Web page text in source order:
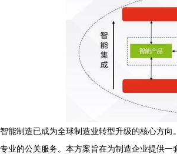
能制造已成为全球制造业转型升级的核心方
业的公关服务。本方案旨在为制造企业提供一